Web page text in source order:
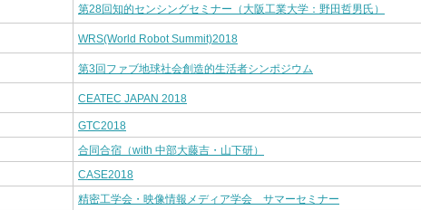
第28回知的センシングセミナー（大阪工業大学：野田哲男氏）
WRS(World Robot Summit)2018
第3回ファブ地球社会創造的生活者シンポジウム
CEATEC JAPAN 2018
GTC2018
合同合宿（with 中部大藤吉・山下研）
CASE2018
精密工学会・映像情報メディア学会 サマーセミナー